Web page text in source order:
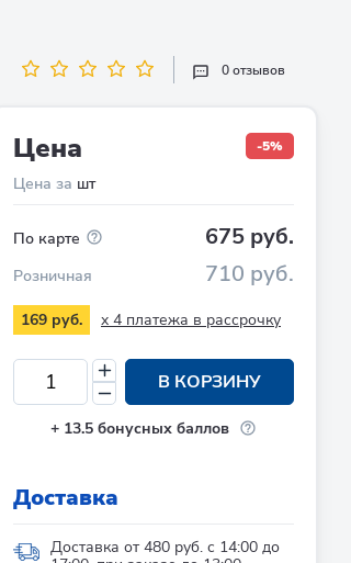
0 отзывов
Цена
Цена за шт
-5%
По карте 675 руб.
Розничная 710 руб.
169 руб. x 4 платежа в рассрочку
В КОРЗИНУ
+ 13.5 бонусных баллов
Доставка
Доставка от 480 руб. с 14:00 до